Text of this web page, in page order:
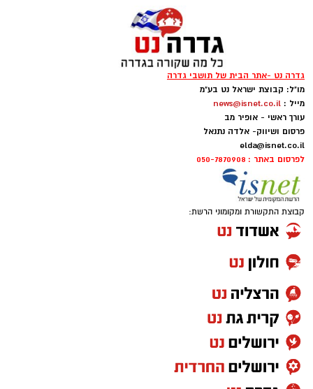
גדרה נט -אתר הבית של תושבי גדרה
מו"ל: קבוצת ישראל נט בע"מ
מייל : news@isnet.co.il
עורך ראשי - אופיר מב
פרסום ושיווק- אלדה נתנאל
elda@isnet.co.il
לפרסום באתר : 050-7870908
קבוצת התקשורת ומקומוני הרשת: